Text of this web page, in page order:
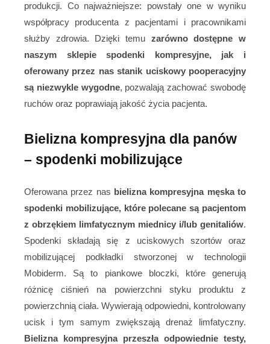
produkcji. Co najważniejsze: powstały one w wyniku
współpracy producenta z pacjentami i pracownikami
służby zdrowia. Dzięki temu zarówno dostępne w
naszym sklepie spodenki kompresyjne, jak i
oferowany przez nas stanik uciskowy pooperacyjny
są niezwykle wygodne, pozwalają zachować swobodę
ruchów oraz poprawiają jakość życia pacjenta.
Bielizna kompresyjna dla panów
– spodenki mobilizujące
Oferowana przez nas bielizna kompresyjna męska to
spodenki mobilizujące, które polecane są pacjentom
z obrzękiem limfatycznym miednicy i/lub genitaliów.
Spodenki składają się z uciskowych szortów oraz
mobilizującej podkładki stworzonej w technologii
Mobiderm. Są to piankowe bloczki, które generują
różnicę ciśnień na powierzchni styku produktu z
powierzchnią ciała. Wywierają odpowiedni, kontrolowany
ucisk i tym samym zwiększają drenaż limfatyczny.
Bielizna kompresyjna przeszła odpowiednie testy,